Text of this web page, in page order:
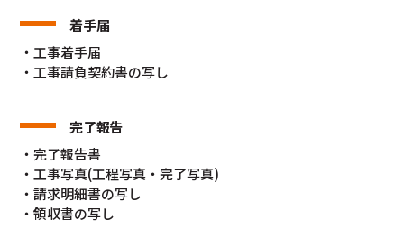
着手届
・工事着手届
・工事請負契約書の写し
完了報告
・完了報告書
・工事写真(工程写真・完了写真)
・請求明細書の写し
・領収書の写し